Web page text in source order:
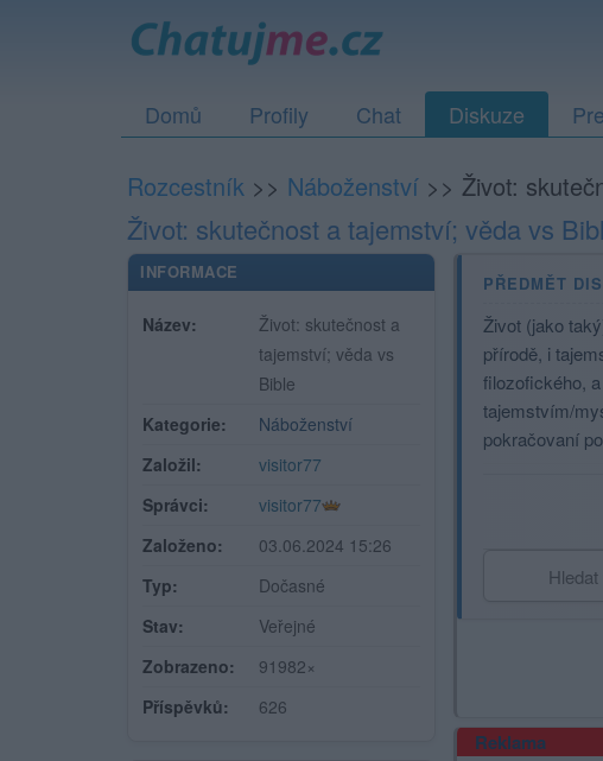
Domů Profily Chat Diskuze
Rozcestník >> Náboženství >> Život:
Život: skutečnost a tajemství; věda vs
INFORMACE
Název:
Život: skutečnost a
tajemství; věda vs
Bible
Kategorie:
Náboženství
Založil:
visitor77
Správci:
visitor77
Založeno:
03.06.2024 15:26
Typ:
Dočasné
Stav:
Veřejné
Zobrazeno:
91982×
Příspěvků:
626
PŘEDMĚT
Život (jako
přírodě, i
filozofického,
tajemstvím/
pokračovaní
Reklama